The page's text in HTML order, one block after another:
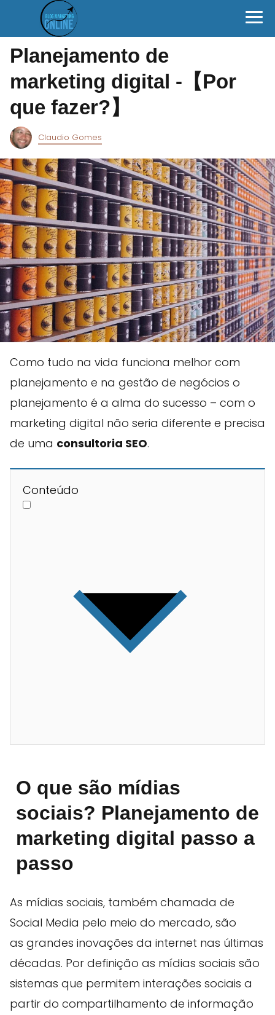
Planejamento de
marketing digital -【Por
que fazer?】
Claudio Gomes
Como tudo na vida funciona melhor com
planejamento e na gestão de negócios o
planejamento é a alma do sucesso – com o
marketing digital não seria diferente e precisa
de uma consultoria SEO.
Conteúdo
O que são mídias
sociais? Planejamento de
marketing digital passo a
passo
As mídias sociais, também chamada de
Social Media pelo meio do mercado, são
as grandes inovações da internet nas últimas
décadas. Por definição as mídias sociais são
sistemas que permitem interações sociais a
partir do compartilhamento de informação